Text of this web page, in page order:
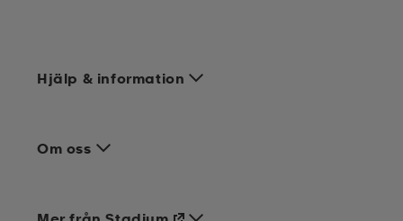
Hjälp & information
Om oss